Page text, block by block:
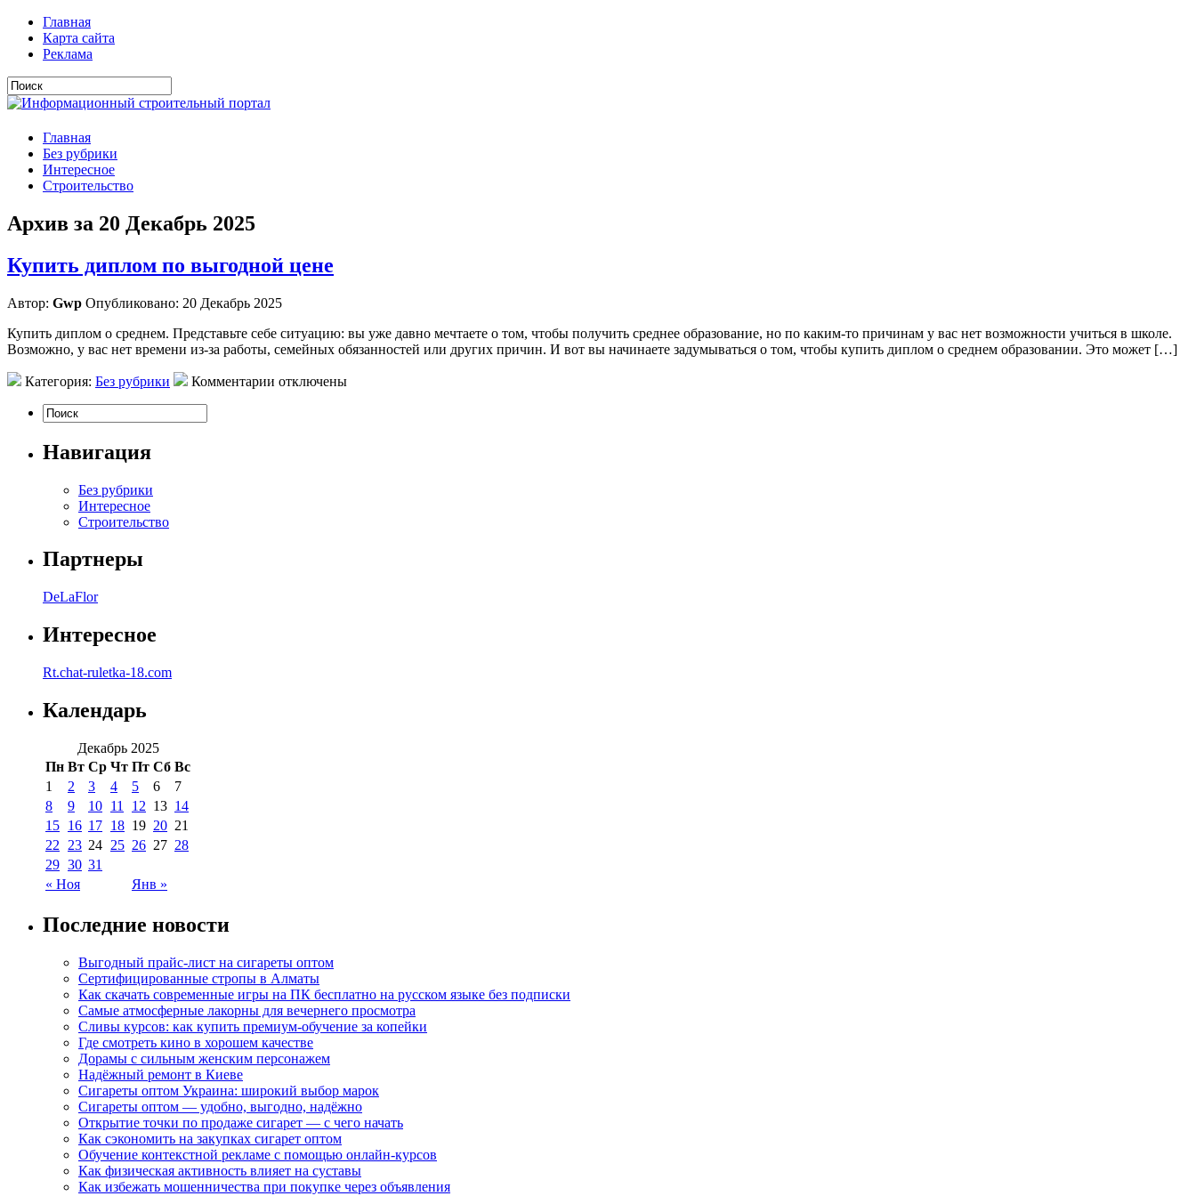
Главная
Карта сайта
Реклама
Главная
Без рубрики
Интересное
Строительство
Архив за 20 Декабрь 2025
Купить диплом по выгодной цене
Автор: Gwp Опубликовано: 20 Декабрь 2025
Купить диплом о среднем. Представьте себе ситуацию: вы уже давно мечтаете о том, чтобы получить среднее образование, но по каким-то причинам у вас нет возможности учиться в школе.
Возможно, у вас нет времени из-за работы, семейных обязанностей или других причин. И вот вы начинаете задумываться о том, чтобы купить диплом о среднем образовании. Это может […]
Категория: Без рубрики Комментарии отключены
Навигация
Без рубрики
Интересное
Строительство
Партнеры
DeLaFlor
Интересное
Rt.chat-ruletka-18.com
Календарь
Декабрь 2025
Пн Вт Ср Чт Пт Сб Вс
« Ноя Янв »
1 2 3 4 5 6
7
8
9 10 11 12 13 14
15 16 17 18 19 20 21
22
23 24 25 26 27 28
29 30 31
Последние новости
Выгодный прайс-лист на сигареты оптом
Сертифицированные стропы в Алматы
Как скачать современные игры на ПК бесплатно на русском языке без подписки
Самые атмосферные лакорны для вечернего просмотра
Сливы курсов: как купить премиум-обучение за копейки
Где смотреть кино в хорошем качестве
Дорамы с сильным женским персонажем
Надёжный ремонт в Киеве
Сигареты оптом Украина: широкий выбор марок
Сигареты оптом — удобно, выгодно, надёжно
Открытие точки по продаже сигарет — с чего начать
Как сэкономить на закупках сигарет оптом
Обучение контекстной рекламе с помощью онлайн-курсов
Как физическая активность влияет на суставы
Как избежать мошенничества при покупке через объявления